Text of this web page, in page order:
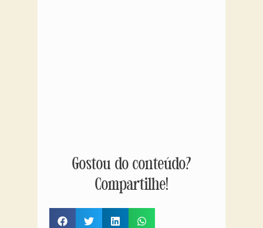
Gostou do conteúdo?
Compartilhe!